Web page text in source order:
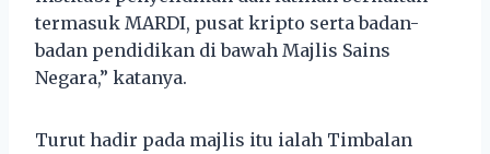
termasuk MARDI, pusat kripto serta badan-
badan pendidikan di bawah Majlis Sains
Negara,” katanya.
Turut hadir pada majlis itu ialah Timbalan